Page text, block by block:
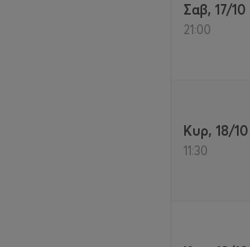
Σαβ, 17/10
21:00
Κυρ, 18/10
11:30